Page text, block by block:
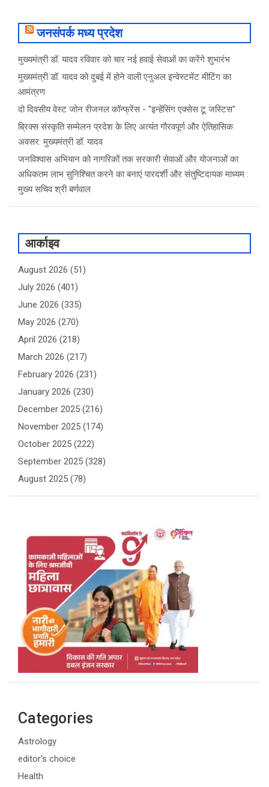
जनसंपर्क मध्य प्रदेश
मुख्यमंत्री डॉ. यादव रविवार को चार नई हवाई सेवाओं का करेंगे शुभारंभ
मुख्यमंत्री डॉ. यादव को दुबई में होने वाली एनुअल इन्वेस्टमेंट मीटिंग का
आमंत्रण
दो दिवसीय वेस्ट जोन रीजनल कॉन्फ्रेंस - "इन्हेंसिंग एक्सेस टू जस्टिस"
ब्रिक्स संस्कृति सम्मेलन प्रदेश के लिए अत्यंत गौरवपूर्ण और ऐतिहासिक
अवसर: मुख्यमंत्री डॉ. यादव
जनविश्वास अभियान को नागरिकों तक सरकारी सेवाओं और योजनाओं का
अधिकतम लाभ सुनिश्चित करने का बनाएं पारदर्शी और संतुष्टिदायक माध्यम :
मुख्य सचिव श्री बर्णवाल
आर्काइव
August 2026 (51)
July 2026 (401)
June 2026 (335)
May 2026 (270)
April 2026 (218)
March 2026 (217)
February 2026 (231)
January 2026 (230)
December 2025 (216)
November 2025 (174)
October 2025 (222)
September 2025 (328)
August 2025 (78)
Categories
Astrology
editor's choice
Health